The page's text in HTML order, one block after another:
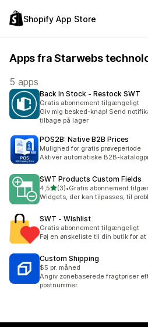
Shopify App Store
Apps fra Starwebs
5 apps
Back In Stock ‑ Restock SWT
Gratis abonnement tilgængeligt
Giv mig besked-knap! Send
tilbage på lager
POS2B: Native B2B Prices
Mulighed for gratis prøveperiode
Aktivér automatiske B2B-
SWT Products Custom Fields
4,5ud af 5 stjerner
(3)
3 anmeldelser i alt
•Gratis abonnement
Widgets, der kan tilpasses, til
SWT ‑ Wishlist
Gratis abonnement tilgængeligt
Føj en ønskeliste til din butik for
Custom Shipping
$5 pr. måned
Angiv zonebaserede fragtpriser
postnummer.